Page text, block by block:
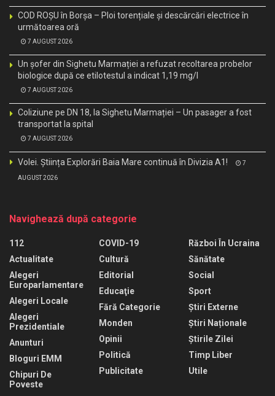
COD ROȘU în Borșa – Ploi torențiale și descărcări electrice în
următoarea oră
7 AUGUST 2026
Un șofer din Sighetu Marmației a refuzat recoltarea probelor
biologice după ce etilotestul a indicat 1,19 mg/l
7 AUGUST 2026
Coliziune pe DN 18, la Sighetu Marmației – Un pasager a fost
transportat la spital
7 AUGUST 2026
Volei. Știința Explorări Baia Mare continuă în Divizia A1! 7
AUGUST 2026
Navighează după categorie
112
Actualitate
Alegeri
Europarlamentare
Alegeri Locale
Alegeri
Prezidentiale
Anunturi
Bloguri EMM
Chipuri De
Poveste
COVID-19
Cultură
Editorial
Educaţie
Fără Categorie
Monden
Opinii
Politică
Publicitate
Război În Ucraina
Sănătate
Social
Sport
Știri Externe
Știri Naționale
Știrile Zilei
Timp Liber
Utile